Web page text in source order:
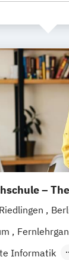
–
Riedlingen
Hannover Köln
Informatik